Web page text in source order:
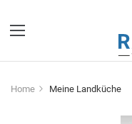
Home Meine Landküche